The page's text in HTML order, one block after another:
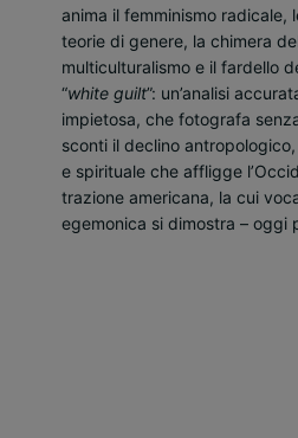
anima il femminismo radicale,
“white guilt”: un’analisi
impietosa, che fotografa
sconti il declino
e spirituale che affligge
trazione americana, la cui
egemonica si dimostra – oggi
nella lettura dei suoi
discussi: con il suo stile schietto,
sua vasta cultura e la sua
capacità di andare
smaschera l’inganno del